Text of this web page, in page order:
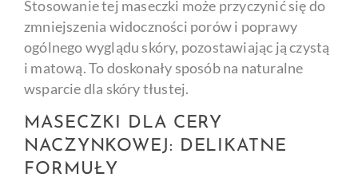
Stosowanie tej maseczki może przyczynić się do
zmniejszenia widoczności porów i poprawy
ogólnego wyglądu skóry, pozostawiając ją czystą
i matową. To doskonały sposób na naturalne
wsparcie dla skóry tłustej.
MASECZKI DLA CERY
NACZYNKOWEJ: DELIKATNE
FORMUŁY